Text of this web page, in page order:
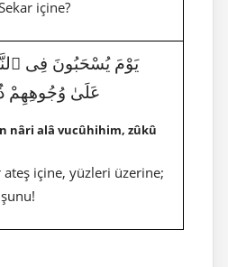
içine?
عَلَىٰ
nâri alâ vucûhihim, zûkû
ateş içine, yüzleri üzerine;